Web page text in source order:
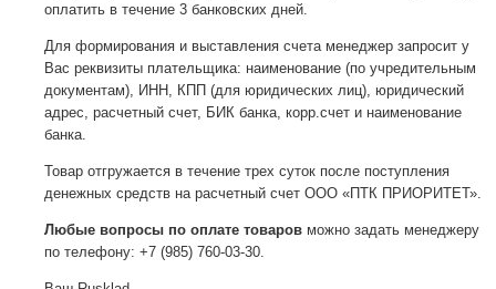
оплатить в течение 3 банковских дней.
Для формирования и выставления счета менеджер запросит у
Вас реквизиты плательщика: наименование (по учредительным
документам), ИНН, КПП (для юридических лиц), юридический
адрес, расчетный счет, БИК банка, корр.счет и наименование
банка.
Товар отгружается в течение трех суток после поступления
денежных средств на расчетный счет ООО «ПТК ПРИОРИТЕТ».
Любые вопросы по оплате товаров можно задать менеджеру
по телефону: +7 (985) 760-03-30.